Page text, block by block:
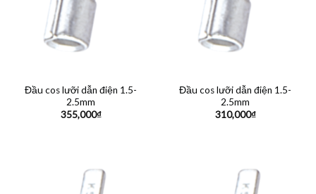
Đầu cos lưỡi dẫn điện 1.5-
2.5mm
355,000₫
Đầu cos lưỡi dẫn điện 1.5-
2.5mm
310,000₫